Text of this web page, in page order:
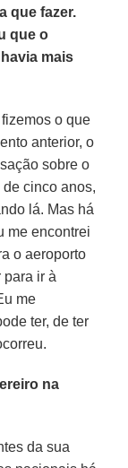
que fazer.
que o
mais
o que
anterior, o
sobre o
cinco anos,
lá. Mas há
me encontrei
o aeroporto
ir à
me
ter, de ter
na
da sua